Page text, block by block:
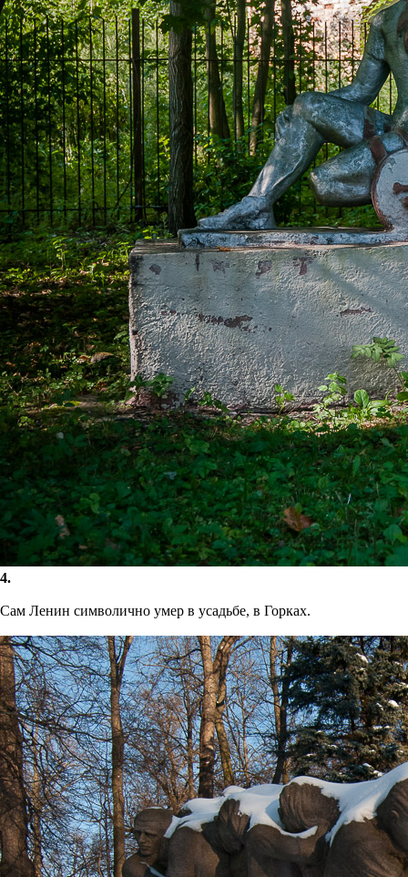
4.
Сам Ленин символично умер в усадьбе, в Горках.